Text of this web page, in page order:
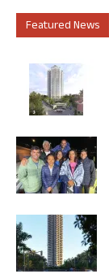
Featured News